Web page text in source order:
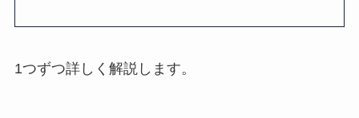
1つずつ詳しく解説します。